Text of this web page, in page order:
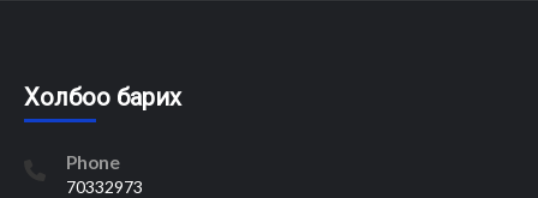
Холбоо барих
Phone
70332973